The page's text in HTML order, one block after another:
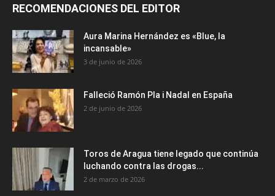
RECOMENDACIONES DEL EDITOR
Aura Marina Hernández es «Blue, la
incansable»
3 de junio de 2026
Falleció Ramón Pla i Nadal en España
2 de junio de 2026
Toros de Aragua tiene legado que continúa
luchando contra las drogas...
2 de marzo de 2026